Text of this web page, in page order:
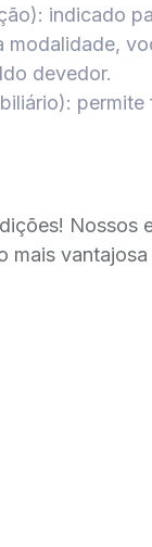
indicado
devedor.
permite
Nossos
mais